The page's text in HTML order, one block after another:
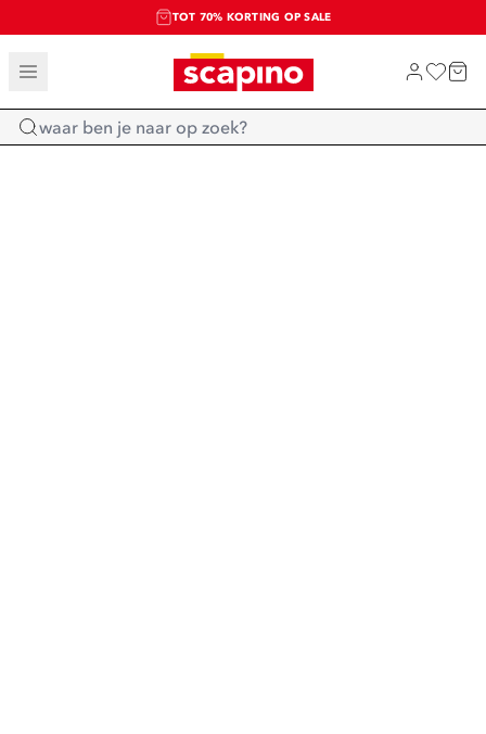
TOT 70% KORTING OP SALE
SALE: LAATSTE KANS!
SHOP NIEUW
Home